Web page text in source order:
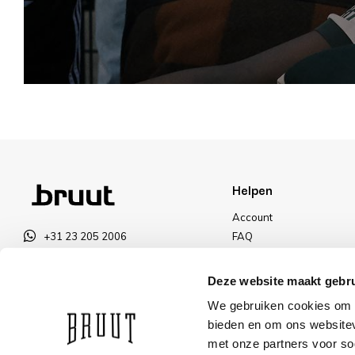
Deze website maakt
We gebruiken cookies
bieden en om ons
met onze partners voor
+31 23 205 2006
OPENINGSTIJDEN
Helpen
Account
FAQ
Betalen
Kortingen